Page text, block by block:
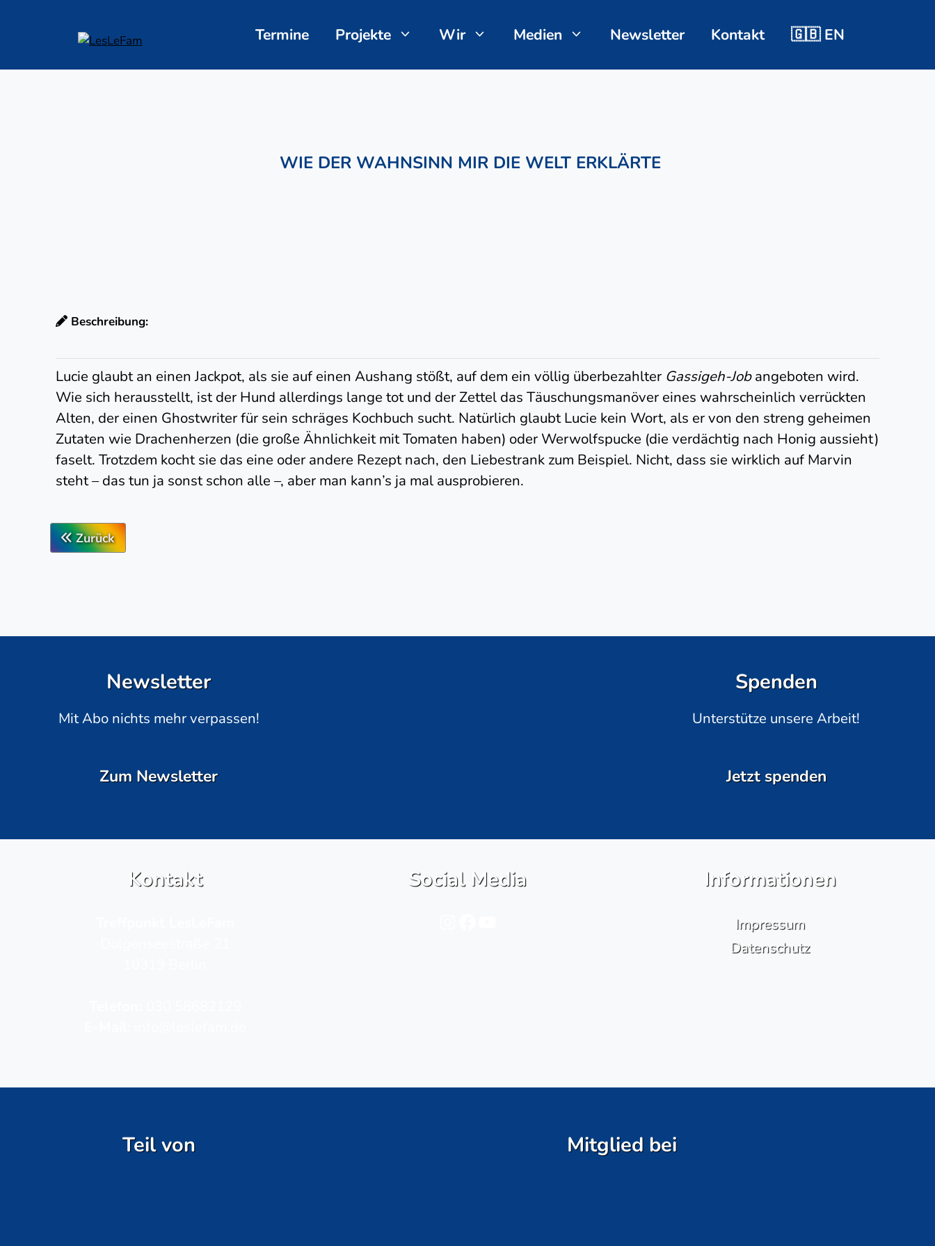
Termine Projekte Wir Medien Newsletter Kontakt 🇬🇧 EN
WIE DER WAHNSINN MIR DIE WELT ERKLÄRTE
Beschreibung:
Lucie glaubt an einen Jackpot, als sie auf einen Aushang stößt, auf dem ein völlig überbezahlter Gassigeh-Jobangeboten wird.
Wie sich herausstellt, ist der Hund allerdings lange tot und der Zettel das Täuschungsmanöver eines wahrscheinlich verrückten
Alten, der einen Ghostwriter für sein schräges Kochbuch sucht. Natürlich glaubt Lucie kein Wort, als er von den streng geheimen
Zutaten wie Drachenherzen (die große Ähnlichkeit mit Tomaten haben) oder Werwolfspucke (die verdächtig nach Honig aussieht)
faselt. Trotzdem kocht sie das eine oder andere Rezept nach, den Liebestrank zum Beispiel. Nicht, dass sie wirklich auf Marvin
steht – das tun ja sonst schon alle –, aber man kann’s ja mal ausprobieren.
Zurück
Newsletter
Mit Abo nichts mehr verpassen!
Zum Newsletter
Spenden
Unterstütze unsere Arbeit!
Jetzt spenden
Kontakt
Social Media
Informationen
Impressum
Datenschutz
Teil von Mitglied bei